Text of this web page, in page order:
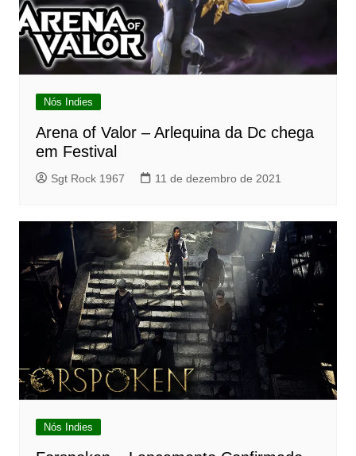
Nós Indies
Arena of Valor – Arlequina da Dc chega
em Festival
Sgt Rock 1967 11 de dezembro de 2021
Nós Indies